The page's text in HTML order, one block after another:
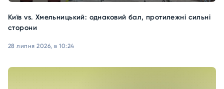
Київ vs. Хмельницький: однаковий бал, протилежні сильні
сторони
28 липня 2026, в 10:24